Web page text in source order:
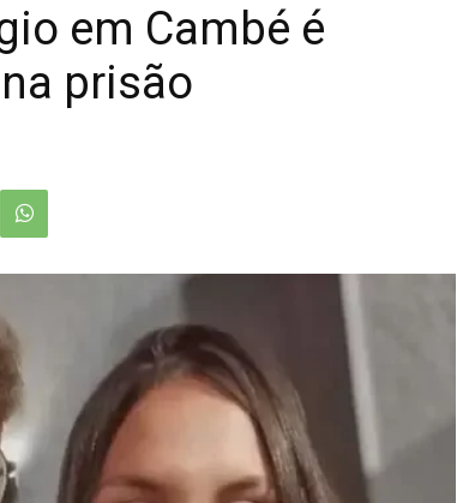
em Cambé é
prisão